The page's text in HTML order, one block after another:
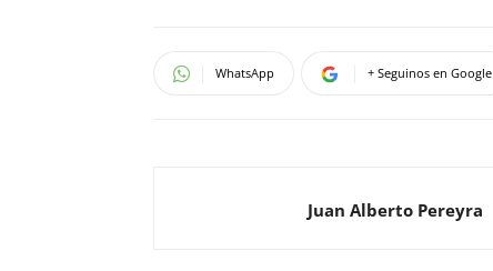
WhatsApp + Seguinos en Google
Juan Alberto Pereyra